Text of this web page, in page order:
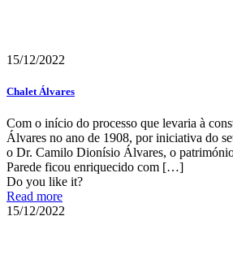
15/12/2022
Chalet Álvares
Com o início do processo que levaria à
Álvares no ano de 1908, por iniciativa do
o Dr. Camilo Dionísio Álvares, o
Parede ficou enriquecido com […]
Do you like it?
Read more
15/12/2022